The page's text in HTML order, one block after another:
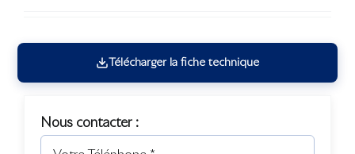
Télécharger la fiche technique
Nous contacter :